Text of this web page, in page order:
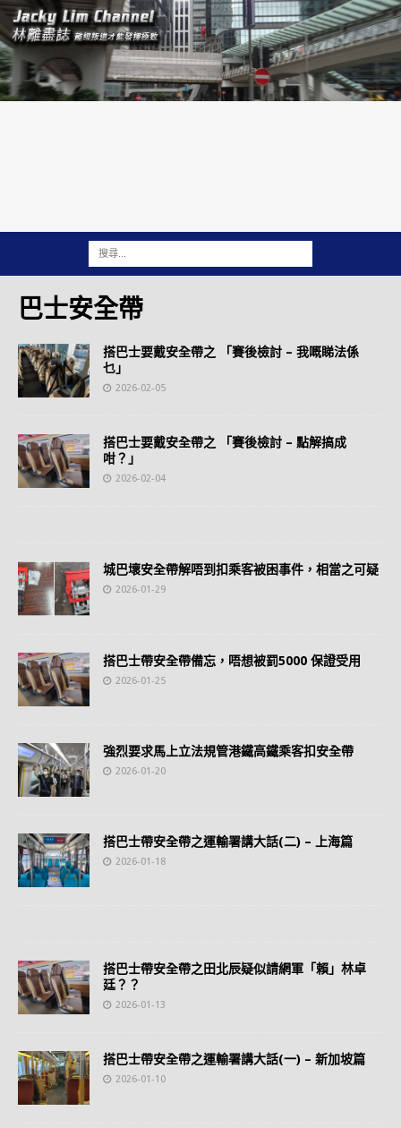
巴士安全帶
搭巴士要戴安全帶之 「賽後檢討 – 我嘅睇法係
乜」
2026-02-05
搭巴士要戴安全帶之 「賽後檢討 – 點解搞成
咁？」
2026-02-04
城巴壞安全帶解唔到扣乘客被困事件，相當之可疑
2026-01-29
搭巴士帶安全帶備忘，唔想被罰5000 保證受用
2026-01-25
強烈要求馬上立法規管港鐵高鐵乘客扣安全帶
2026-01-20
搭巴士帶安全帶之運輸署講大話(二) – 上海篇
2026-01-18
搭巴士帶安全帶之田北辰疑似請網軍「賴」林卓
廷？？
2026-01-13
搭巴士帶安全帶之運輸署講大話(一) – 新加坡篇
2026-01-10